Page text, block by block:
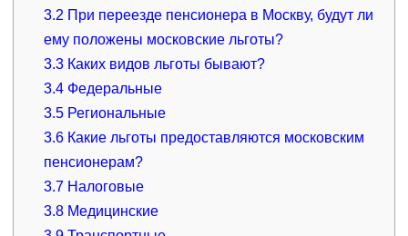
3.2 При переезде пенсионера в Москву, будут ли
ему положены московские льготы?
3.3 Каких видов льготы бывают?
3.4 Федеральные
3.5 Региональные
3.6 Какие льготы предоставляются московским
пенсионерам?
3.7 Налоговые
3.8 Медицинские